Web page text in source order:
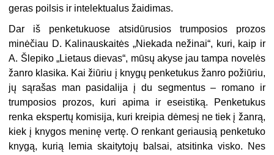
geras poilsis ir intelektualus žaidimas.
Dar iš penketukuose atsidūrusios trumposios prozos
minėčiau D. Kalinauskaitės „Niekada nežinai“, kuri, kaip ir
A. Šlepiko „Lietaus dievas“, mūsų akyse jau tampa novelės
žanro klasika. Kai žiūriu į knygų penketukus žanro požiūriu,
jų sąrašas man pasidalija į du segmentus – romano ir
trumposios prozos, kuri apima ir eseistiką. Penketukus
renka ekspertų komisija, kuri kreipia dėmesį ne tiek į žanrą,
kiek į knygos meninę vertę. O renkant geriausią penketuko
knygą, kurią lemia skaitytojų balsai, atsitinka visko. Nes